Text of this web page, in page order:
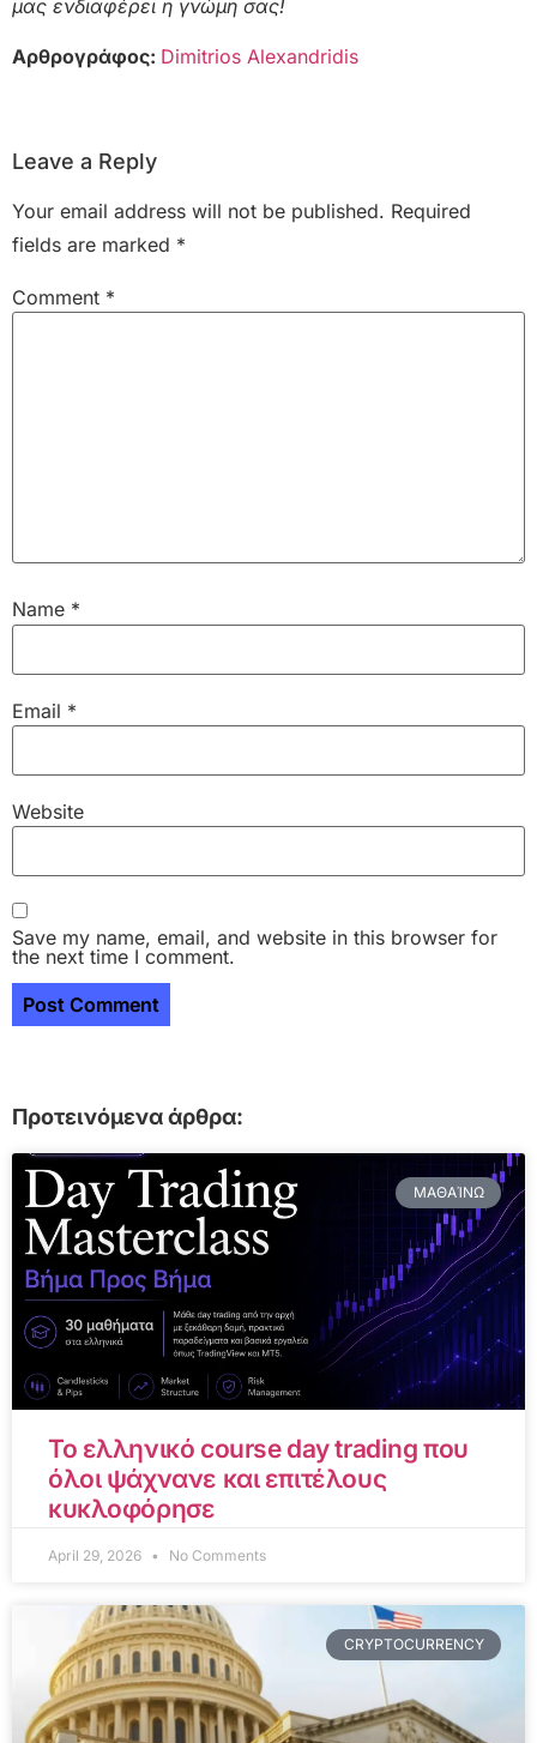
μας ενδιαφέρει η γνώμη σας!
Αρθρογράφος: Dimitrios Alexandridis
Leave a Reply
Your email address will not be published. Required
fields are marked *
Comment *
Name *
Email *
Website
Save my name, email, and website in this browser for
the next time I comment.
Προτεινόμενα άρθρα:
ΜΑΘΑΊΝΩ
Το ελληνικό course day trading που
όλοι ψάχνανε και επιτέλους
κυκλοφόρησε
April 29, 2026 No Comments
CRYPTOCURRENCY